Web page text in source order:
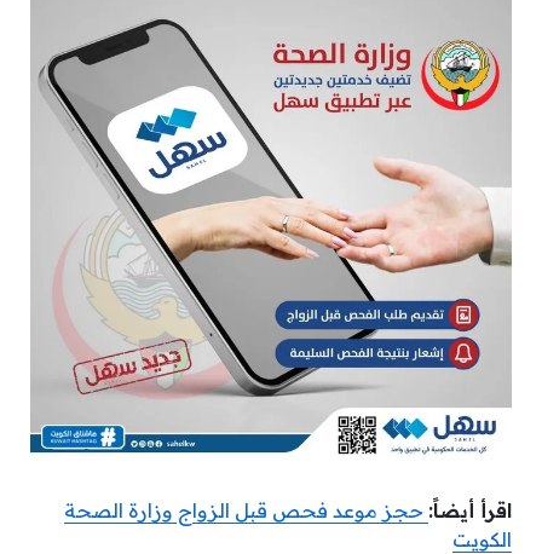
اقرأ أيضاً: حجز موعد فحص قبل الزواج وزارة الصحة
الكويت